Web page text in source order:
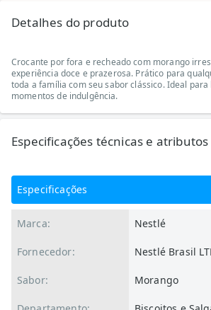
Detalhes do produto
Crocante por fora e recheado com morango
experiência doce e prazerosa. Prático para
toda a família com seu sabor clássico. Ideal
momentos de indulgência.
Especificações técnicas e atributos
Especificações
Marca: Nestlé
Fornecedor: Nestlé Brasil
Sabor: Morango